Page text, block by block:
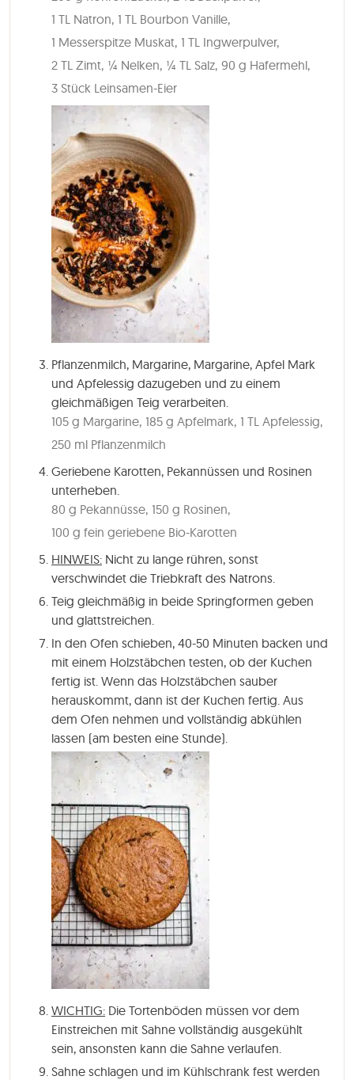
1 TL Natron, 1 TL Bourbon Vanille,
1 Messerspitze Muskat, 1 TL Ingwerpulver,
2 TL Zimt, ¼ Nelken, ¼ TL Salz, 90 g Hafermehl,
3 Stück Leinsamen-Eier
Pflanzenmilch, Margarine, Margarine, Apfel Mark
und Apfelessig dazugeben und zu einem
gleichmäßigen Teig verarbeiten.
105 g Margarine, 185 g Apfelmark, 1 TL Apfelessig,
250 ml Pflanzenmilch
Geriebene Karotten, Pekannüssen und Rosinen
unterheben.
80 g Pekannüsse, 150 g Rosinen,
100 g fein geriebene Bio-Karotten
HINWEIS: Nicht zu lange rühren, sonst
verschwindet die Triebkraft des Natrons.
Teig gleichmäßig in beide Springformen geben
und glattstreichen.
In den Ofen schieben, 40-50 Minuten backen und
mit einem Holzstäbchen testen, ob der Kuchen
fertig ist. Wenn das Holzstäbchen sauber
herauskommt, dann ist der Kuchen fertig. Aus
dem Ofen nehmen und vollständig abkühlen
lassen (am besten eine Stunde).
WICHTIG: Die Tortenböden müssen vor dem
Einstreichen mit Sahne vollständig ausgekühlt
sein, ansonsten kann die Sahne verlaufen.
Sahne schlagen und im Kühlschrank fest werden